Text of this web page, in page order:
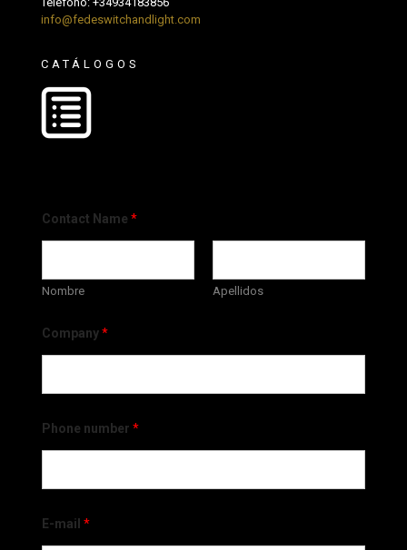
info@fedeswitchandlight.com
CATÁLOGOS
Contact Name *
Nombre Apellidos
Company*
Phone number *
E-mail *